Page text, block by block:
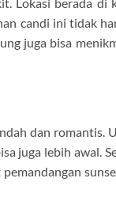
Lokasi berada di
candi ini tidak
juga bisa
dan romantis.
juga lebih awal.